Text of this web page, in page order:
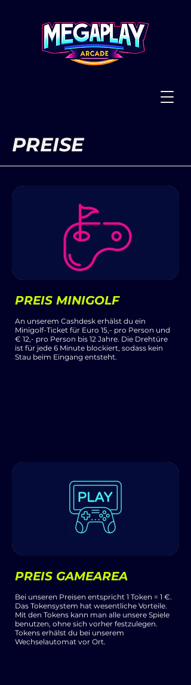
PREISE
PREIS MINIGOLF
An unserem Cashdesk erhälst du ein
Minigolf-Ticket für Euro 15,- pro Person und
€ 12,- pro Person bis 12 Jahre. Die Drehtüre
ist für jede 6 Minute blockiert, sodass kein
Stau beim Eingang entsteht.
PREIS GAMEAREA
Bei unseren Preisen entspricht 1 Token = 1 €.
Das Tokensystem hat wesentliche Vorteile.
Mit den Tokens kann man alle unsere Spiele
benutzen, ohne sich vorher festzulegen.
Tokens erhälst du bei unserem
Wechselautomat vor Ort.